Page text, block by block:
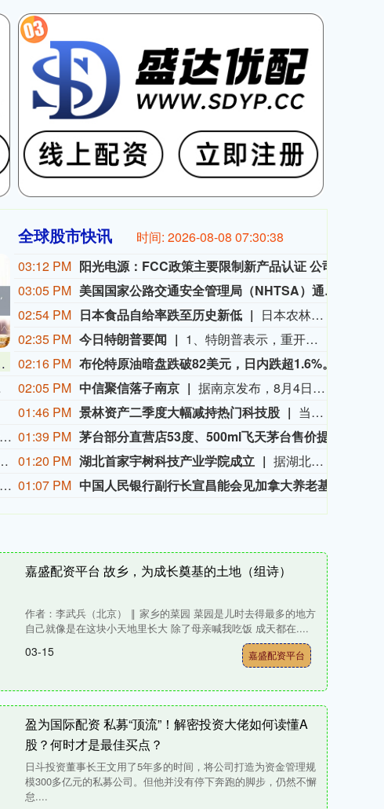
全球股市快讯 时间: 2026-08-08 07:30:40
03:12 PM
03:05 PM
美国国家公路交通安全管理局（NHTSA）通报：克莱斯勒（即FCA美国有限责任公司）正在召回部分美国市场车型，涉及1458辆美国车辆，本次召回范围内车辆存在安全带无法回缩的问题，无法按设计要求正确约束乘员，会提升乘员受伤风险。
02:54 PM 日本食品自给率跌至历史新低
日本农林水产省8月7日公布的数据显示，2025财年，即2025年4月至2026年3月，按热量计算的日本食品自给率下降1个百分点至37%，为历史最低水平。日本食品自给率是指国内生产的食品占国内食品总供给的比例。日本农林水产省表示，大米消费减少是食品自给率下降的重要原因。日本大米消费长期以来主要依靠本国供应，是日本食品自给率的重要支撑。米价上涨导致居民大米消费减少，国产大米提供的热量随之减少，显著拉低日本整体食品自给率。（CCTV国际时讯）
02:35 PM 今日特朗普要闻
1、特朗普表示，重开霍尔木兹海峡的谈判正在推进，尽管伊朗议员正在考虑对与美国和以色列相关的船只实施限制。 2、特朗普：（关于人工智能）这可能比石油还要重要。谁赢得人工智能，谁就赢得一切。就是如此重要。人工智能比互联网大很多倍。 3、报道称，美国总统特朗普近日在一次私下会晤中表示，他希望副总统万斯能够赢得2028年总统大选。 4、美国总统特朗普当地时间8月7日宣布，联邦政府将向多个关键矿产和电池项目投资30亿美元，旨在增加美国国内产量，并以此推动国家安全与产业政策。 5、美国总统特朗普6日否认他对国防部长赫格塞思不满，称对赫格塞思所做的工作“非常满意”。 6、白宫本周致信库克称，特朗普“正在考虑”解除其职务，并要求她在三周内回应有关抵押贷款欺诈的指控。 7、特朗普媒体集团退出与Crypto.com的两项交易。 8、当地时间8月6日，有记者在采访美国总统特朗普时提出，如果民主党人在中期选举后控制国会众议院，可能会再次试图弹劾他，特朗普表示，“很多人说我是有史以来最伟大的总统之一”。
02:16 PM
02:05 PM 中信聚信落子南京
据南京发布，8月4日，“南京聚信天晟股权投资合伙企业（有限合伙）”正式落地紫金山国际科创基金街区。基金规模10.01亿元，管理人为中信聚信（北京）资本管理有限公司，其向上穿透的实际控制人为中信集团，管理人整体管理规模超百亿元。该基金在2026紫金山创投大会上签约启动组建，将重点投向新一代信息技术、高端装备、新材料、新能源、生物医药及新消费等领域，为南京科创产业注入新的资本动能。
01:46 PM 景林资产二季度大幅减持热门科技股
当地时间8月7日，知名千亿级私募景林资产披露2026年二季度末最新美股持仓（13F）。二季度，景林资产清仓英伟达、META等热门科技股，大幅减持英特尔、网易、谷歌等标的；景林资产在二季度末的美股持仓市值从38.8亿美元大幅下降至21.9亿美元，降幅达43%。在大幅收缩多只原有持仓的同时，景林资产也对部分半导体产业链公司进行了布局，包括近期业绩超预期的美国光模块制造商AAOI（应用光电）。
01:39 PM
01:20 PM 湖北首家宇树科技产业学院成立
据湖北日报，8月7日，湖北省首家宇树科技产业学院在长江工程职业技术学院成立。据悉，“宇树科技产业学院”由宇树科技股份有限公司与长江工程职业技术学院共建，实行“企业专家任院长、校内教授任执行副院长”双院长制管理架构，聚焦机器人调试、运维、技术支持等市场紧缺岗位，精准培育紧缺人才。
01:07 PM
嘉盛配资平台 故乡，为成长奠基的土地（组诗）
作者：李武兵（北京） ‖ 家乡的菜园 菜园是儿时去得最多的地方
自己就像是在这块小天地里长大 除了母亲喊我吃饭 成天都在....
03-15 嘉盛配资平台
盈为国际配资 私募“顶流”！解密投资大佬如何读懂A
股？何时才是最佳买点？
日斗投资董事长王文用了5年多的时间，将公司打造为资金管理规
模300多亿元的私募公司。但他并没有停下奔跑的脚步，仍然不懈
怠....